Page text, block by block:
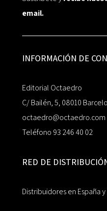
email.
INFORMACIÓN DE
Editorial Octaedro
C/ Bailén, 5, 08010
octaedro@octaedro.com
Teléfono 93 246 40 02
RED DE
Distribuidores en España